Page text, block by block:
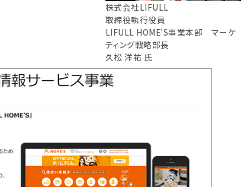
株式会社LIFULL
取締役執行役員
LIFULL HOME’S事業本部 マーケ
ティング戦略部長
久松 洋祐 氏